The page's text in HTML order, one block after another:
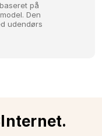
på
Den
udendørs